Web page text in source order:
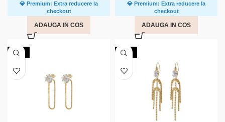
💎 Premium: Extra reducere la
checkout
ADAUGA IN COS
💎 Premium: Extra reducere la
checkout
ADAUGA IN COS
-30% -30%